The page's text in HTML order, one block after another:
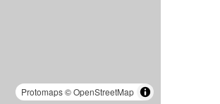
Protomaps©OpenStreetMap